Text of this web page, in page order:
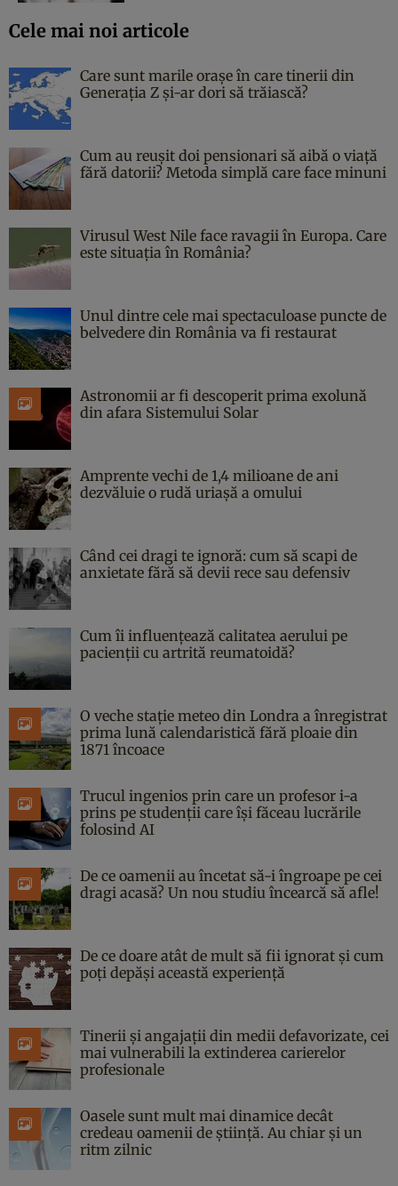
Cele mai noi articole
Care sunt marile orașe în care tinerii din
Generația Z și-ar dori să trăiască?
Cum au reușit doi pensionari să aibă o viață
fără datorii? Metoda simplă care face minuni
Virusul West Nile face ravagii în Europa. Care
este situația în România?
Unul dintre cele mai spectaculoase puncte de
belvedere din România va fi restaurat
Astronomii ar fi descoperit prima exolună
din afara Sistemului Solar
Amprente vechi de 1,4 milioane de ani
dezvăluie o rudă uriașă a omului
Când cei dragi te ignoră: cum să scapi de
anxietate fără să devii rece sau defensiv
Cum îi influențează calitatea aerului pe
pacienții cu artrită reumatoidă?
O veche stație meteo din Londra a înregistrat
prima lună calendaristică fără ploaie din
1871 încoace
Trucul ingenios prin care un profesor i-a
prins pe studenții care își făceau lucrările
folosind AI
De ce oamenii au încetat să-i îngroape pe cei
dragi acasă? Un nou studiu încearcă să afle!
De ce doare atât de mult să fii ignorat și cum
poți depăși această experiență
Tinerii și angajații din medii defavorizate, cei
mai vulnerabili la extinderea carierelor
profesionale
Oasele sunt mult mai dinamice decât
credeau oamenii de știință. Au chiar și un
ritm zilnic